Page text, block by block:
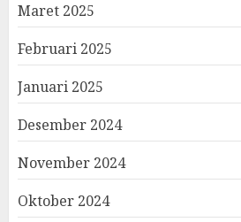
Maret 2025
Februari 2025
Januari 2025
Desember 2024
November 2024
Oktober 2024